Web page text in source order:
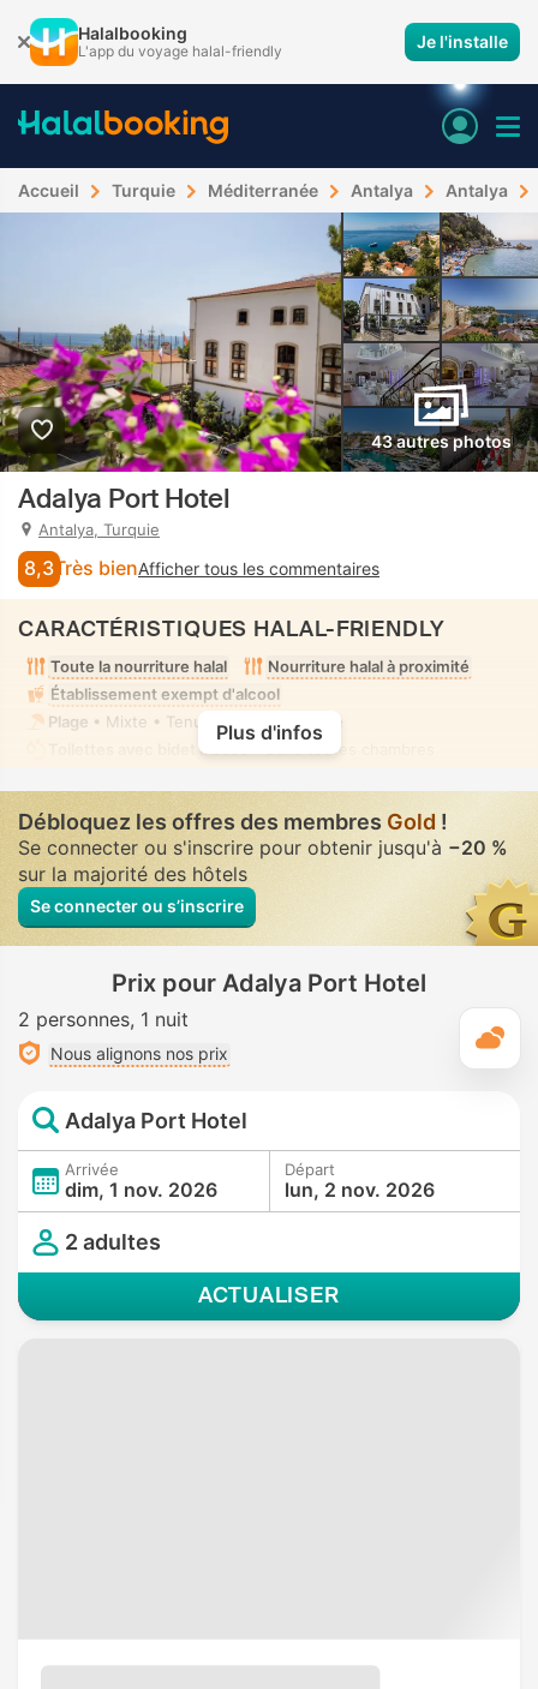
Halalbooking
L'app du voyage halal-friendly Je l'installe
Accueil Turquie Méditerranée Antalya Antalya
43 autres photos
Adalya Port Hotel
Antalya, Turquie
8,3 Très bienAfficher tous les commentaires
CARACTÉRISTIQUES HALAL-FRIENDLY
Toute la nourriture halal
Nourriture halal à proximité
Établissement exempt d'alcool
Plage • Mixte • Tenue de bain modeste
Toilettes avec bidet à buse
• Dans toutes chambres
Plus d'infos
Débloquez les offres des membres Gold !
Se connecter ou s'inscrire pour obtenir jusqu'à −20 %
sur la majorité des hôtels
Se connecter ou s’inscrire
Prix pour Adalya Port Hotel
2 personnes 1 nuit
Nous alignons nos prix
Adalya Port Hotel
Arrivée
dim, 1 nov. 2026
Départ
lun, 2 nov. 2026
2 adultes
ACTUALISER